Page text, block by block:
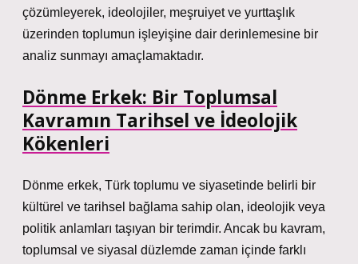
çözümleyerek, ideolojiler, meşruiyet ve yurttaşlık
üzerinden toplumun işleyişine dair derinlemesine bir
analiz sunmayı amaçlamaktadır.
Dönme Erkek: Bir Toplumsal
Kavramın Tarihsel ve İdeolojik
Kökenleri
Dönme erkek, Türk toplumu ve siyasetinde belirli bir
kültürel ve tarihsel bağlama sahip olan, ideolojik veya
politik anlamları taşıyan bir terimdir. Ancak bu kavram,
toplumsal ve siyasal düzlemde zaman içinde farklı